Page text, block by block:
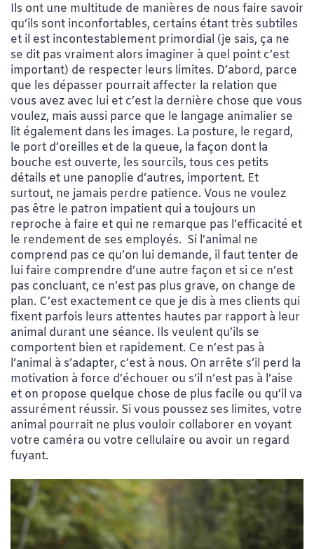
Ils ont une multitude de manières de nous faire savoir
qu’ils sont inconfortables, certains étant très subtiles
et il est incontestablement primordial (je sais, ça ne
se dit pas vraiment alors imaginer à quel point c’est
important) de respecter leurs limites. D’abord, parce
que les dépasser pourrait affecter la relation que
vous avez avec lui et c’est la dernière chose que vous
voulez, mais aussi parce que le langage animalier se
lit également dans les images. La posture, le regard,
le port d’oreilles et de la queue, la façon dont la
bouche est ouverte, les sourcils, tous ces petits
détails et une panoplie d’autres, importent. Et
surtout, ne jamais perdre patience. Vous ne voulez
pas être le patron impatient qui a toujours un
reproche à faire et qui ne remarque pas l’efficacité et
le rendement de ses employés. Si l’animal ne
comprend pas ce qu’on lui demande, il faut tenter de
lui faire comprendre d’une autre façon et si ce n’est
pas concluant, ce n’est pas plus grave, on change de
plan. C’est exactement ce que je dis à mes clients qui
fixent parfois leurs attentes hautes par rapport à leur
animal durant une séance. Ils veulent qu’ils se
comportent bien et rapidement. Ce n’est pas à
l’animal à s’adapter, c’est à nous. On arrête s’il perd la
motivation à force d’échouer ou s’il n’est pas à l’aise
et on propose quelque chose de plus facile ou qu’il va
assurément réussir. Si vous poussez ses limites, votre
animal pourrait ne plus vouloir collaborer en voyant
votre caméra ou votre cellulaire ou avoir un regard
fuyant.